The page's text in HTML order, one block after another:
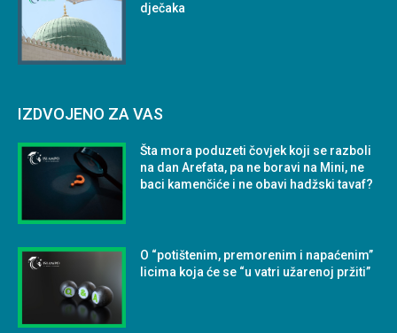
dječaka
IZDVOJENO ZA VAS
Šta mora poduzeti čovjek koji se razboli
na dan Arefata, pa ne boravi na Mini, ne
baci kamenčiće i ne obavi hadžski tavaf?
O “potištenim, premorenim i napaćenim”
licima koja će se “u vatri užarenoj pržiti”